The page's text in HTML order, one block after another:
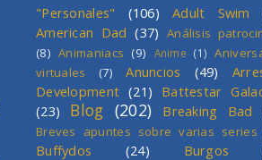
"Personales" (106) Adult Swim
American Dad (37) Análisis
(8) Animaniacs (9) Anime (1)
virtuales
(7) Anuncios (49)
Development (21) Battestar
(23)
Blog (202) Breaking Bad
Breves apuntes sobre varias series
Buffydos (24) Burgos